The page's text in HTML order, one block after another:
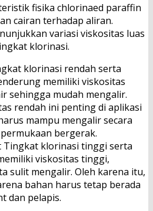
fisika chlorinaed paraffin
cairan terhadap aliran.
variasi viskositas luas
klorinasi.
klorinasi rendah serta
memiliki viskositas
sehingga mudah mengalir.
rendah ini penting di aplikasi
mampu mengalir secara
bergerak.
Tingkat klorinasi tinggi serta
viskositas tinggi,
sulit mengalir. Oleh karena itu,
bahan harus tetap berada
dan pelapis.